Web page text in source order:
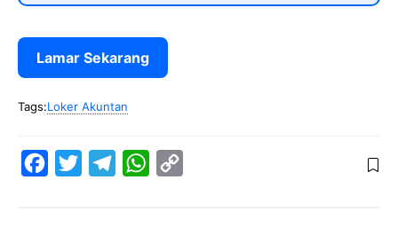
Lamar Sekarang
Tags:Loker Akuntan
W